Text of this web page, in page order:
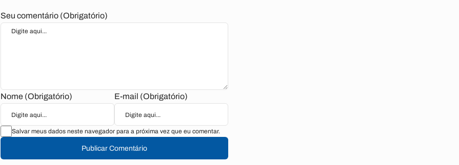
Seu comentário (Obrigatório)
Nome (Obrigatório) E-mail (Obrigatório)
Salvar meus dados neste navegador para a próxima vez que eu comentar.
Publicar Comentário